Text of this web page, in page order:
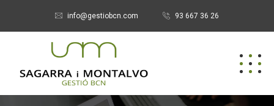
info@gestiobcn.com 93 667 36 26